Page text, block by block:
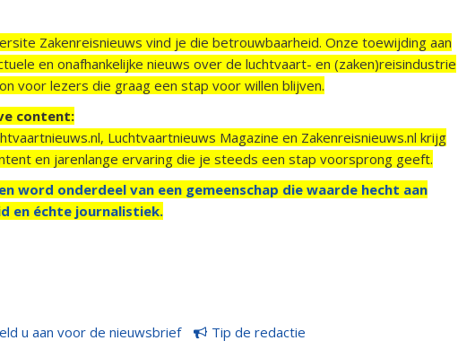
Zakenreisnieuws vind je die betrouwbaarheid. Onze toewijding aan
en onafhankelijke nieuws over de luchtvaart- en (zaken)reisindustrie
voor lezers die graag een stap voor willen blijven.
content:
Luchtvaartnieuws Magazine en Zakenreisnieuws.nl krijg
en jarenlange ervaring die je steeds een stap voorsprong geeft.
word onderdeel van een gemeenschap die waarde hecht aan
en échte journalistiek.
u aan voor de nieuwsbrief Tip de redactie